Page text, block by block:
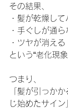
その結果、
・髪が乾燥して
・手ぐしが通ら
・ツヤが消える
という“老化現
つまり、
「髪が引っか
じ始めたサイン